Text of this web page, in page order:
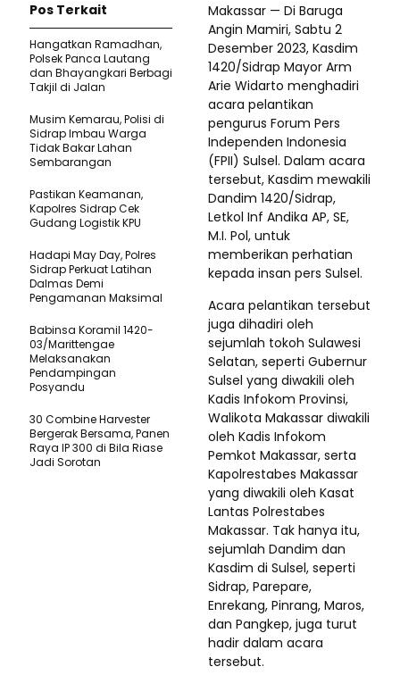
Makassar — Di Baruga
Angin Mamiri, Sabtu 2
Desember 2023, Kasdim
1420/Sidrap Mayor Arm
Arie Widarto menghadiri
acara pelantikan
pengurus Forum Pers
Independen Indonesia
(FPII) Sulsel. Dalam acara
tersebut, Kasdim mewakili
Dandim 1420/Sidrap,
Letkol Inf Andika AP, SE,
M.I. Pol, untuk
memberikan perhatian
kepada insan pers Sulsel.
Acara pelantikan tersebut
juga dihadiri oleh
sejumlah tokoh Sulawesi
Selatan, seperti Gubernur
Sulsel yang diwakili oleh
Kadis Infokom Provinsi,
Walikota Makassar diwakili
oleh Kadis Infokom
Pemkot Makassar, serta
Kapolrestabes Makassar
yang diwakili oleh Kasat
Lantas Polrestabes
Makassar. Tak hanya itu,
sejumlah Dandim dan
Kasdim di Sulsel, seperti
Sidrap, Parepare,
Enrekang, Pinrang, Maros,
dan Pangkep, juga turut
hadir dalam acara
tersebut.
Pos Terkait
Hangatkan Ramadhan,
Polsek Panca Lautang
dan Bhayangkari Berbagi
Takjil di Jalan
Musim Kemarau, Polisi di
Sidrap Imbau Warga
Tidak Bakar Lahan
Sembarangan
Pastikan Keamanan,
Kapolres Sidrap Cek
Gudang Logistik KPU
Hadapi May Day, Polres
Sidrap Perkuat Latihan
Dalmas Demi
Pengamanan Maksimal
Babinsa Koramil 1420-
03/Marittengae
Melaksanakan
Pendampingan
Posyandu
30 Combine Harvester
Bergerak Bersama, Panen
Raya IP 300 di Bila Riase
Jadi Sorotan